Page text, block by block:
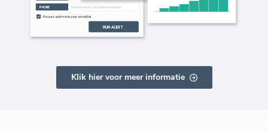
Klik hier voor meer informatie